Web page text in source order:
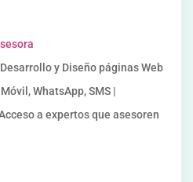
y Diseño páginas Web
WhatsApp, SMS |
a expertos que asesoren